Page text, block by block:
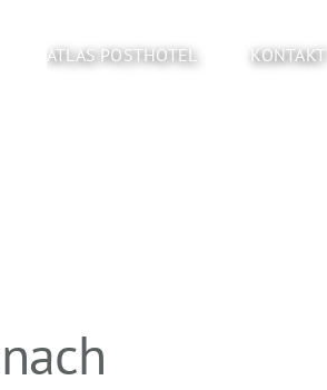
ATLAS POSTHOTEL KONTAKT